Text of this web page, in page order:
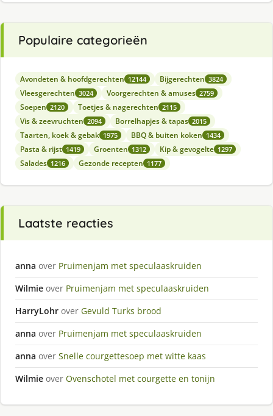
Populaire categorieën
Avondeten & hoofdgerechten 12144 Bijgerechten 3824
Vleesgerechten 3024 Voorgerechten & amuses 2759
Soepen 2120 Toetjes & nagerechten 2115
Vis & zeevruchten 2094 Borrelhapjes & tapas 2015
Taarten, koek & gebak 1975 BBQ & buiten koken 1434
Pasta & rijst 1419 Groenten 1312 Kip & gevogelte 1297
Salades 1216 Gezonde recepten 1177
Laatste reacties
anna over Pruimenjam met speculaaskruiden
Wilmie over Pruimenjam met speculaaskruiden
HarryLohr over Gevuld Turks brood
anna over Pruimenjam met speculaaskruiden
anna over Snelle courgettesoep met witte kaas
Wilmie over Ovenschotel met courgette en tonijn